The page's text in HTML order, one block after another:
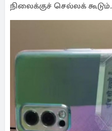
நிலைக்குச் செல்லக் கூடும்.